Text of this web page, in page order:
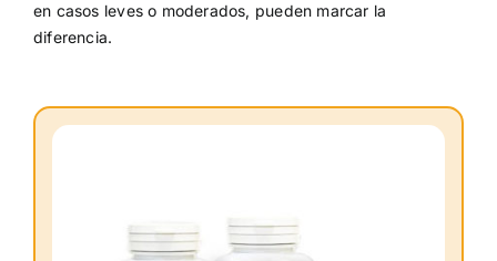
en casos leves o moderados, pueden marcar la
diferencia.